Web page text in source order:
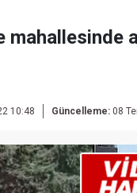
mahallesinde
10:48 Güncelleme: 08